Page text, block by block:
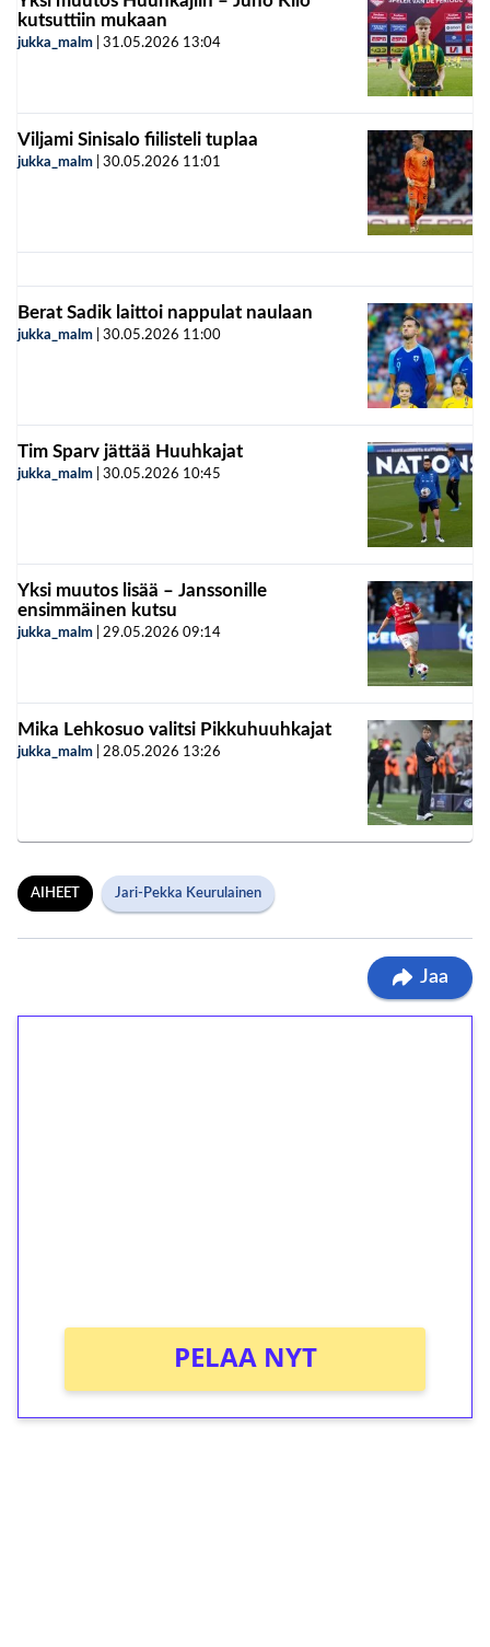
kutsuttiin mukaan
jukka_malm 31.05.2026 13:04
Viljami Sinisalo fiilisteli tuplaa
jukka_malm 30.05.2026 11:01
Berat Sadik laittoi nappulat naulaan
jukka_malm 30.05.2026 11:00
Tim Sparv jättää Huuhkajat
jukka_malm 30.05.2026 10:45
Yksi muutos lisää – Janssonille
ensimmäinen kutsu
jukka_malm 29.05.2026 09:14
Mika Lehkosuo valitsi Pikkuhuuhkajat
jukka_malm 28.05.2026 13:26
AIHEET Jari-Pekka Keurulainen
Jaa
PELAA NYT